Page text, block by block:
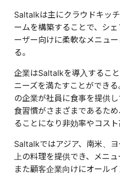
Saltalkは主にクラウドキッ
ームを構築することで、シ
ーザー向けに柔軟なメニュ
る。
企業はSaltalkを導入するこ
ニーズを満たすことができ
の企業が社員に食事を提供
食習慣がさまざまであるた
ることになり非効率やコスト
Saltalkではアジア、南米、
上の料理を提供でき、メニ
また顧客企業向けにオール